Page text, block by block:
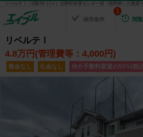
保存条件 閲
1
リベルテⅠ
4.8万円(管理費等：4,000円)
敷金なし 礼金なし 仲介手数料家賃の55%(税